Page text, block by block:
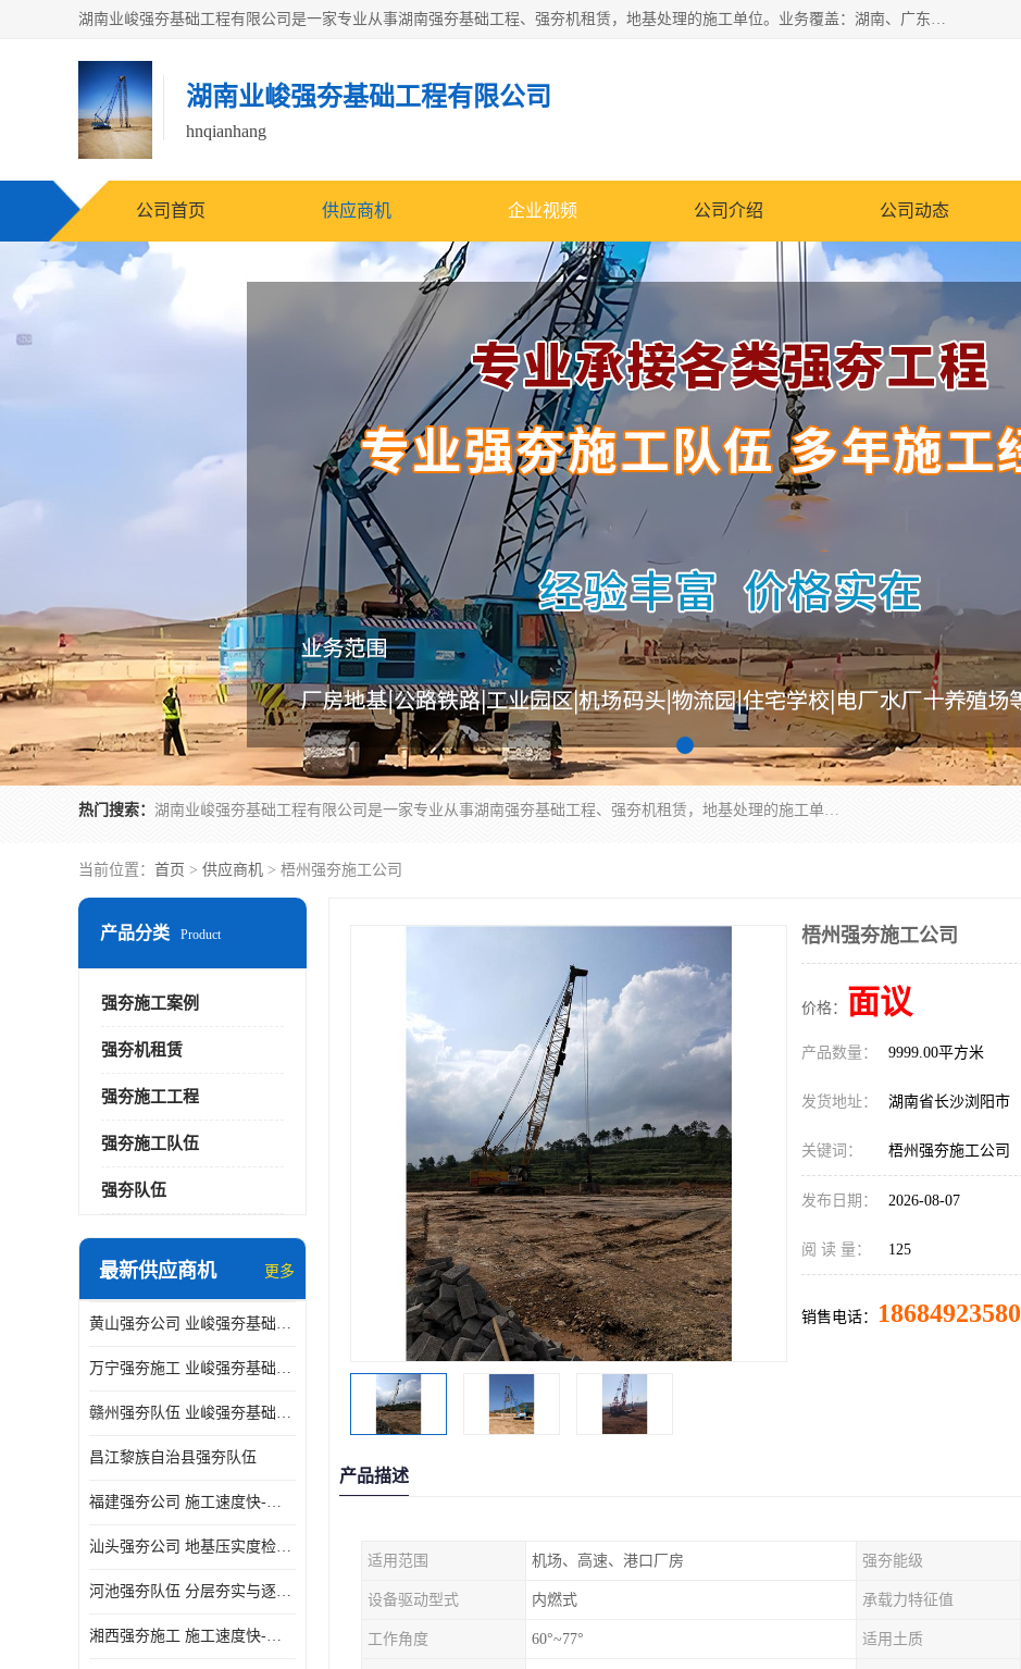
湖南业峻强夯基础工程有限公司是一家专业从事湖南强夯基础工程、强夯机租赁，地基处理的施工单位。业务覆盖：湖南、广东，江西等地。可承接1000KN.m-25000KN.m强夯（置换）工程。公司创始人是国内较早期从事强夯施工的建设者，经过多年的一步一个脚印的发展，在行业内具有较高的度和良好的口碑。
湖南业峻强夯基础工程有限公司
hnqianhang
公司首页 供应商机 企业视频 公司介绍 公司动态
热门搜索： 湖南业峻强夯基础工程有限公司是一家专业从事湖南强夯基础工程、强夯机租赁，地基处理的施工单位。业务覆盖：湖南、广东，江西等地。可承接1000KN.m-25000KN.m强夯（置换）工程。公司创始人是国内较早期从事强夯施工的建设者，经过多年的一步一个脚印的发展，在行业内具有较高的度和良好的口碑。
当前位置： 首页 > 供应商机 > 梧州强夯施工公司
产品分类 Product
强夯施工案例
强夯机租赁
强夯施工工程
强夯施工队伍
强夯队伍
最新供应商机 更多
黄山强夯公司 业峻强夯基础工程
万宁强夯施工 业峻强夯基础工程
赣州强夯队伍 业峻强夯基础工程
昌江黎族自治县强夯队伍
福建强夯公司 施工速度快-施耐用性强
汕头强夯公司 地基压实度检测方法与标准
河池强夯队伍 分层夯实与逐层检测技术
湘西强夯施工 施工速度快-施耐用性强
梧州强夯施工公司
价格： 面议
产品数量： 9999.00平方米
发货地址： 湖南省长沙浏阳市
关键词： 梧州强夯施工公司
发布日期： 2026-08-07
阅 读 量： 125
销售电话： 18684923580
产品描述
适用范围 机场、高速、港口厂房 强夯能级
设备驱动型式 内燃式 承载力特征值
工作角度 60°~77° 适用土质